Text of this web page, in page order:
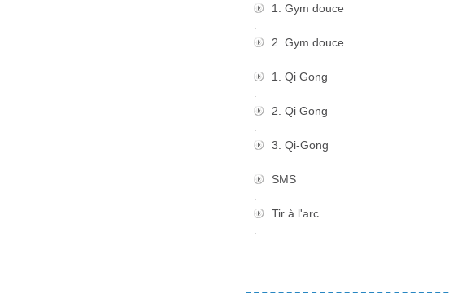
1. Gym douce
.
2. Gym douce
1. Qi Gong
.
2. Qi Gong
.
3. Qi-Gong
.
SMS
.
Tir à l'arc
.